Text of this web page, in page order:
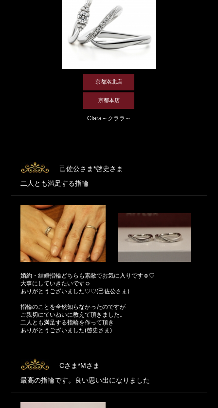
京都洛北店
京都本店
Clara～クララ～
己佐公さま*啓史さま
二人とも満足する指輪
婚約・結婚指輪どちらも素敵でお気に入りです☺♡
大事にしていきたいです☺
ありがとうございました♡♡(己佐公さま)
指輪のことを全然知らなかったのですが
ご親切にていねいに教えて頂きました。
二人とも満足する指輪を作って頂き
ありがとうございました(啓史さま)
Cさま*Mさま
最高の指輪です。良い思い出になりました